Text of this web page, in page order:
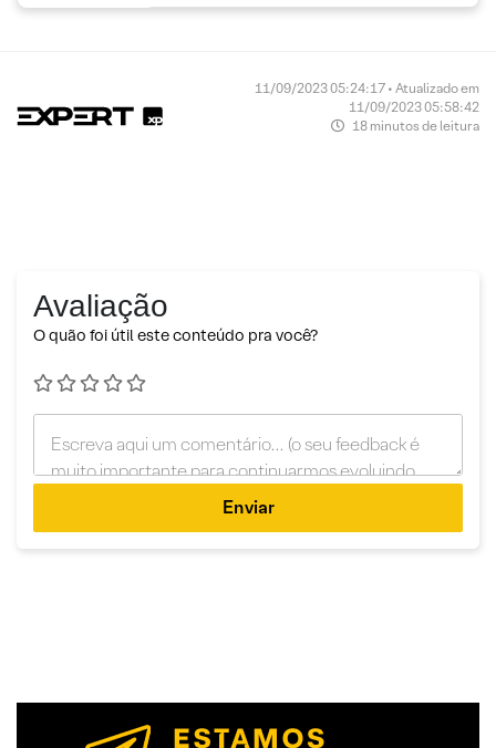
11/09/2023 05:24:17 • Atualizado em
11/09/2023 05:58:42
18 minutos de leitura
Avaliação
O quão foi útil este conteúdo pra você?
Enviar